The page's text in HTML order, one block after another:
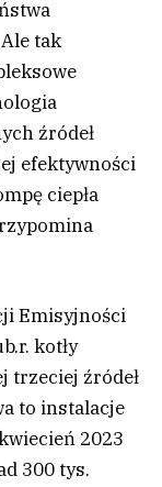
tak
źródeł
efektywności
ciepła
Emisyjności
kotły
trzeciej źródeł
to instalacje
2023
300 tys.